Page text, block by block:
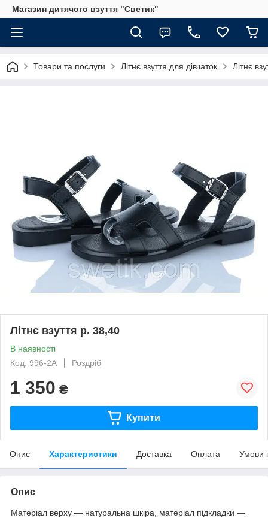
Магазин дитячого взуття "Светик"
Товари та послуги Літнє взуття для дівчаток Літнє
Літнє взуття р. 38,40
В наявності
Код: 996-2А
Роздріб
1 350 ₴
Купити
Опис Характеристики Доставка Оплата Умови
Опис
Матеріал верху — натуральна шкіра, матеріал підкладки —